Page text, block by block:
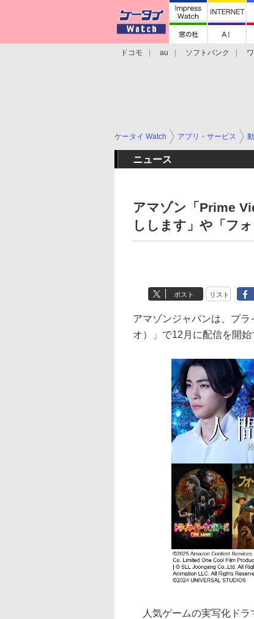
ドコモ au ソフトバンク
ケータイ Watch アプリ・サービス
ニュース
アマゾン「Prime
しします」や「フ
ポスト リスト
アマゾンジャパンは、プ
オ）」で12月に配信を開始
人気ゲームの実写化ドラ